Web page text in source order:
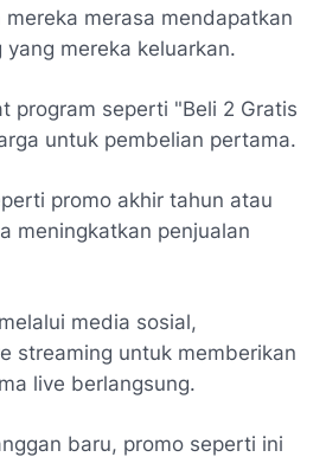
merasa mendapatkan
mereka keluarkan.
program seperti "Beli 2 Gratis
untuk pembelian pertama.
promo akhir tahun atau
meningkatkan penjualan
media sosial,
streaming untuk memberikan
live berlangsung.
baru, promo seperti ini